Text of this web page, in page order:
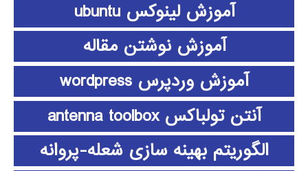
آموزش لینوکس ubuntu
آموزش نوشتن مقاله
آموزش وردپرس wordpress
آنتن تولباکس antenna toolbox
الگوریتم بهینه سازی شعله-پروانه